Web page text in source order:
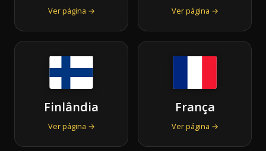
Ver página → Ver página →
Finlândia
Ver página →
França
Ver página →